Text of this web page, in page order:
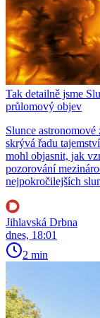
Tak detailně jsme
průlomový objev
Slunce
skrývá řadu
mohl objasnit, jak
pozorování
nejpokročilejších
Jihlavská Drbna
dnes, 18:01
2 min